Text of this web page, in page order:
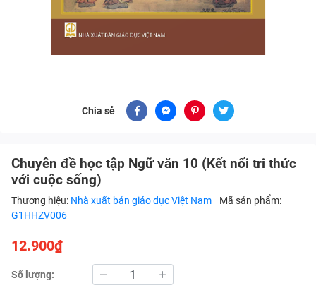
Chia sẻ
Chuyên đề học tập Ngữ văn 10 (Kết nối tri thức
với cuộc sống)
Thương hiệu: Nhà xuất bản giáo dục Việt Nam
Mã sản phẩm:
G1HHZV006
12.900₫
Số lượng: